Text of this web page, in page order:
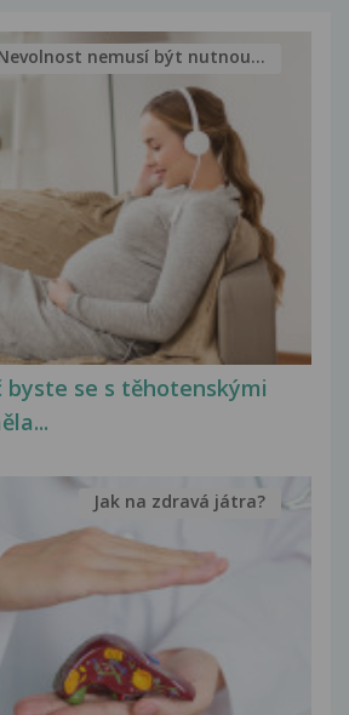
byste se s těhotenskými
nemusí být nutnou...
Jak na zdravá játra?